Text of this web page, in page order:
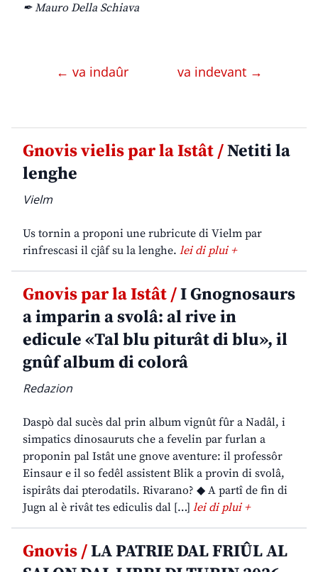
✒ Mauro Della Schiava
← va indaûr va indevant →
Gnovis vielis par la Istât /Netiti la
lenghe
Vielm
Us tornin a proponi une rubricute di Vielm par
rinfrescasi il cjâf su la lenghe. lei di plui +
Gnovis par la Istât /I Gnognosaurs
a imparin a svolâ: al rive in
edicule «Tal blu piturât di blu», il
gnûf album di colorâ
Redazion
Daspò dal sucès dal prin album vignût fûr a Nadâl, i
simpatics dinosauruts che a fevelin par furlan a
proponin pal Istât une gnove aventure: il professôr
Einsaur e il so fedêl assistent Blik a provin di svolâ,
ispirâts dai pterodatils. Rivarano? ◆ A partî de fin di
Jugn al è rivât tes ediculis dal […] lei di plui +
Gnovis /LA PATRIE DAL FRIÛL AL